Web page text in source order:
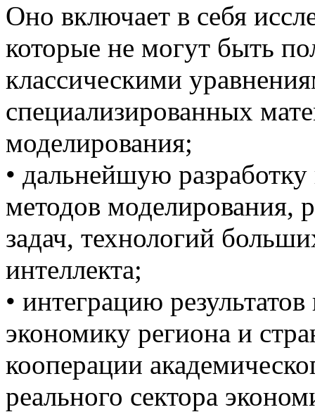
Оно включает в себя
которые не могут быть
классическими
специализированных
моделирования;
• дальнейшую
методов
задач, технологий
интеллекта;
• интеграцию
экономику региона и
кооперации
реального сектора